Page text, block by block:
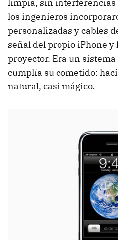
limpia, sin interferencias
los ingenieros
personalizadas y cables
señal del propio iPhone y
proyector. Era un
cumplía su cometido:
natural, casi mágico.